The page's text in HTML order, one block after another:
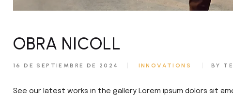
OBRA NICOLL
16 DE SEPTIEMBRE DE 2024 INNOVATIONS BY
See our latest works in the gallery Lorem ipsum dolors sit